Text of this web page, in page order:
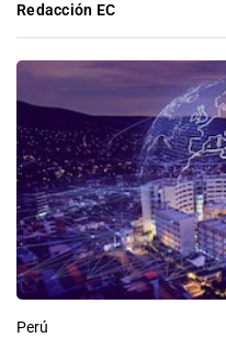
Redacción EC
Perú